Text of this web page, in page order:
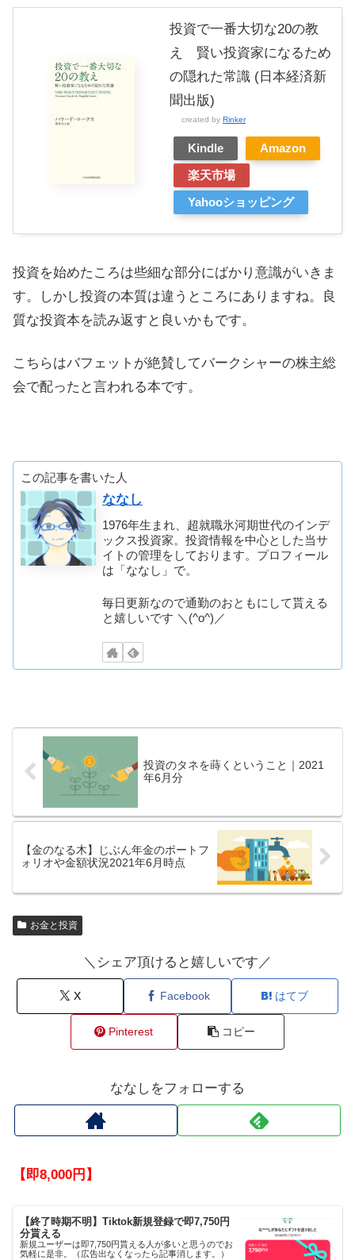
投資で一番大切な20の教
え 賢い投資家になるため
の隠れた常識 (日本経済新
聞出版)
created by Rinker
Kindle
Amazon
楽天市場
Yahooショッピング
投資を始めたころは些細な部分にばかり意識がいきま
す。しかし投資の本質は違うところにありますね。良
質な投資本を読み返すと良いかもです。
こちらはバフェットが絶賛してバークシャーの株主総
会で配ったと言われる本です。
この記事を書いた人
ななし
1976年生まれ、超就職氷河期世代のインデ
ックス投資家。投資情報を中心とした当サ
イトの管理をしております。プロフィール
は「ななし」で。
毎日更新なので通勤のおともにして貰える
と嬉しいです ＼(^o^)／
投資のタネを蒔くということ｜2021
年6月分
【金のなる木】じぶん年金のポートフ
ォリオや金額状況2021年6月時点
お金と投資
＼シェア頂けると嬉しいです／
X Facebook はてブ
Pinterest コピー
ななしをフォローする
【即8,000円】
【終了時期不明】Tiktok新規登録で即7,750円
分貰える
新規ユーザーは即7,750円貰える人が多いと思うのでお
気軽に是非。（広告出なくなったら記事消します。）